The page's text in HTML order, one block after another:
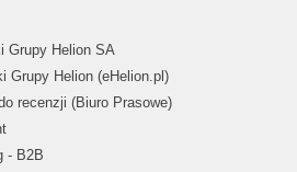
Grupy Helion SA
Grupy Helion (eHelion.pl)
recenzji (Biuro Prasowe)
- B2B